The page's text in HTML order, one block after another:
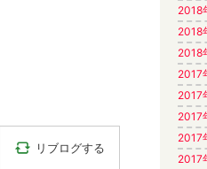
リブログする
2018
2018
2018
2017
2017
2017
2017
2017